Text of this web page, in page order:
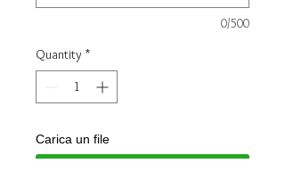
0/500
Quantity *
Carica un file